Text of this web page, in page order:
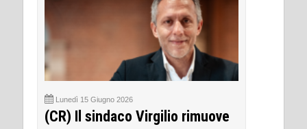
Lunedì 15 Giugno 2026
(CR) Il sindaco Virgilio rimuove